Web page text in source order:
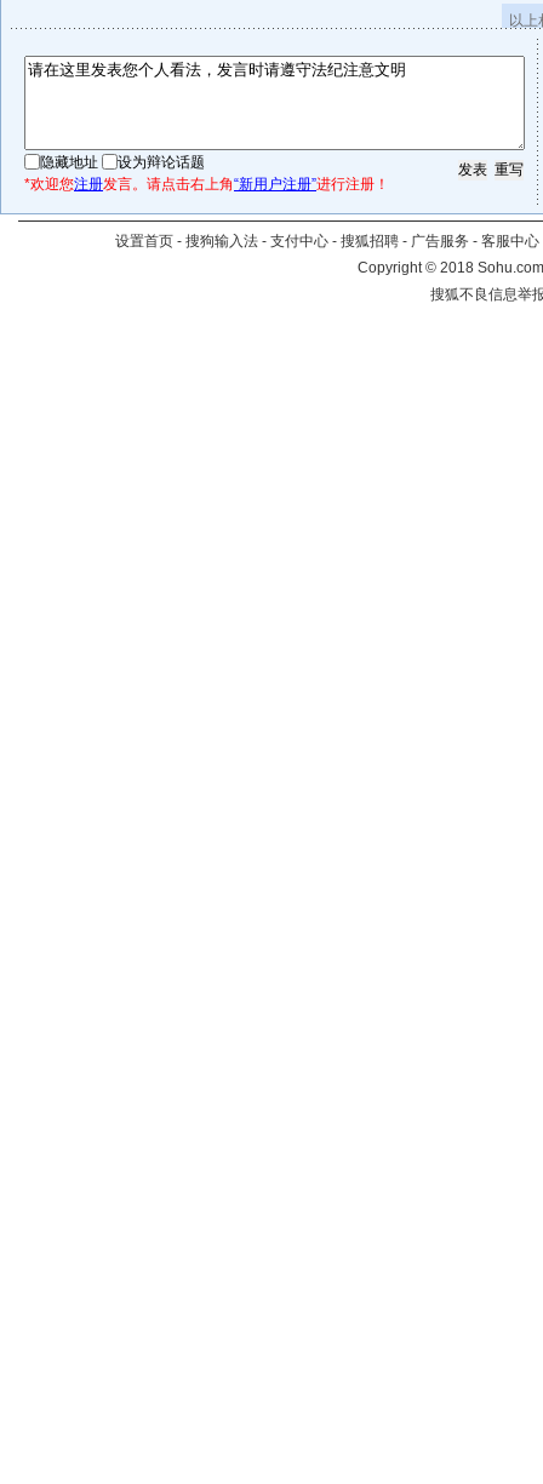
以
隐藏地址
设为辩论话题
*欢迎您注册发言。请点击右上角“新用户注册”进行注册！
设置首页 - 搜狗输入法 - 支付中心 - 搜狐招聘 - 广告服务 - 客服中心
Copyright©2018
搜狐不良信息举